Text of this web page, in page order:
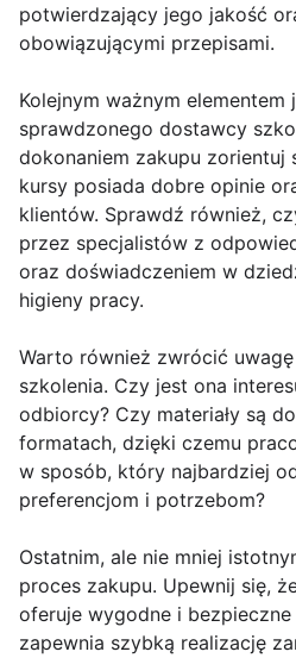
potwierdzający jego jakość
obowiązującymi przepisami.
Kolejnym ważnym elementem
sprawdzonego dostawcy
dokonaniem zakupu zorientuj
kursy posiada dobre opinie
klientów. Sprawdź również,
przez specjalistów z
oraz doświadczeniem w
higieny pracy.
Warto również zwrócić
szkolenia. Czy jest ona
odbiorcy? Czy materiały są
formatach, dzięki czemu
w sposób, który najbardziej
preferencjom i potrzebom?
Ostatnim, ale nie mniej
proces zakupu. Upewnij się,
oferuje wygodne i
zapewnia szybką realizację